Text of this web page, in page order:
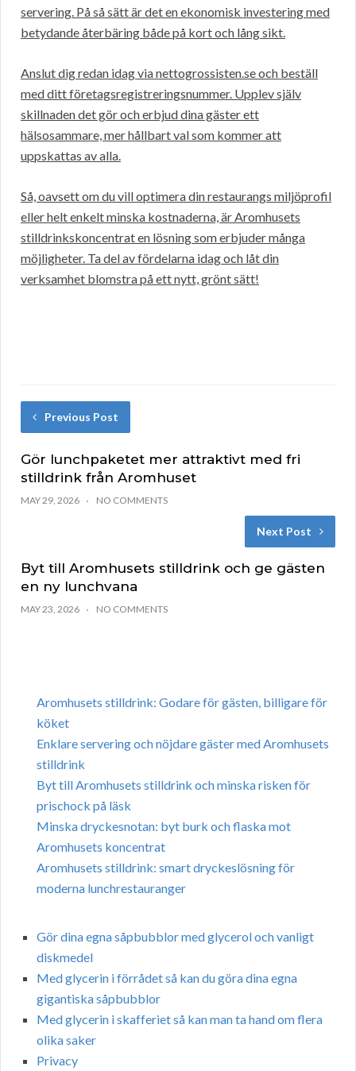
servering. På så sätt är det en ekonomisk investering med
betydande återbäring både på kort och lång sikt.
Anslut dig redan idag via nettogrossisten.se och beställ
med ditt företagsregistreringsnummer. Upplev själv
skillnaden det gör och erbjud dina gäster ett
hälsosammare, mer hållbart val som kommer att
uppskattas av alla.
Så, oavsett om du vill optimera din restaurangs miljöprofil
eller helt enkelt minska kostnaderna, är Aromhusets
stilldrinkskoncentrat en lösning som erbjuder många
möjligheter. Ta del av fördelarna idag och låt din
verksamhet blomstra på ett nytt, grönt sätt!
Previous Post
Gör lunchpaketet mer attraktivt med fri
stilldrink från Aromhuset
MAY 29, 2026 NO COMMENTS
Next Post
Byt till Aromhusets stilldrink och ge gästen
en ny lunchvana
MAY 23, 2026 NO COMMENTS
Aromhusets stilldrink: Godare för gästen, billigare för
köket
Enklare servering och nöjdare gäster med Aromhusets
stilldrink
Byt till Aromhusets stilldrink och minska risken för
prischock på läsk
Minska dryckesnotan: byt burk och flaska mot
Aromhusets koncentrat
Aromhusets stilldrink: smart dryckeslösning för
moderna lunchrestauranger
Gör dina egna såpbubblor med glycerol och vanligt
diskmedel
Med glycerin i förrådet så kan du göra dina egna
gigantiska såpbubblor
Med glycerin i skafferiet så kan man ta hand om flera
olika saker
Privacy